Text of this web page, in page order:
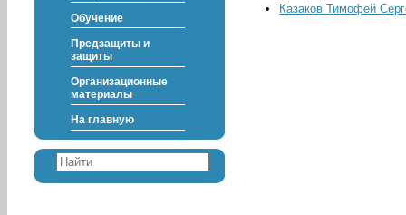
Казаков Тимофей
Обучение
Предзащиты и
защиты
Организационные
материалы
На главную